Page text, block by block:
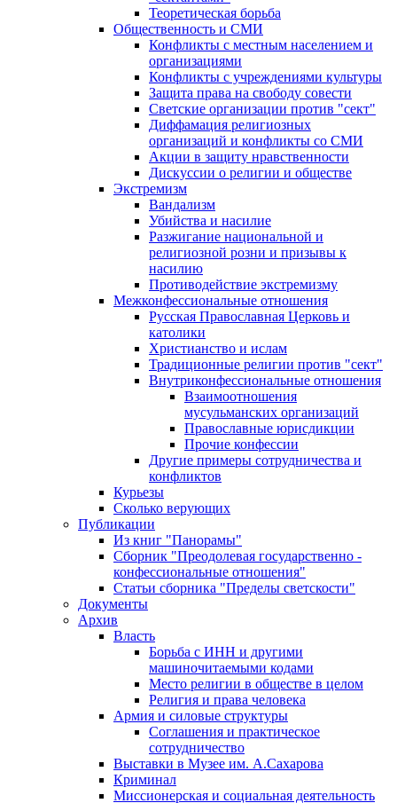
Теоретическая борьба
Общественность и СМИ
Конфликты с местным населением и
организациями
Конфликты с учреждениями культуры
Защита права на свободу совести
Светские организации против "сект"
Диффамация религиозных
организаций и конфликты со СМИ
Акции в защиту нравственности
Дискуссии о религии и обществе
Экстремизм
Вандализм
Убийства и насилие
Разжигание национальной и
религиозной розни и призывы к
насилию
Противодействие экстремизму
Межконфессиональные отношения
Русская Православная Церковь и
католики
Христианство и ислам
Традиционные религии против "сект"
Внутриконфессиональные отношения
Взаимоотношения
мусульманских организаций
Православные юрисдикции
Прочие конфессии
Другие примеры сотрудничества и
конфликтов
Курьезы
Сколько верующих
Публикации
Из книг "Панорамы"
Сборник "Преодолевая государственно -
конфессиональные отношения"
Статьи сборника "Пределы светскости"
Документы
Архив
Власть
Борьба с ИНН и другими
машиночитаемыми кодами
Место религии в обществе в целом
Религия и права человека
Армия и силовые структуры
Соглашения и практическое
сотрудничество
Выставки в Музее им. А.Сахарова
Криминал
Миссионерская и социальная деятельность